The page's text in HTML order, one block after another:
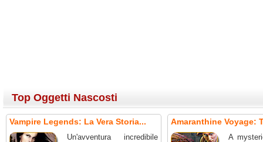
Top Oggetti Nascosti
Vampire Legends: La Vera Storia...
Un'avventura incredibile
Amaranthine Voyage:
A